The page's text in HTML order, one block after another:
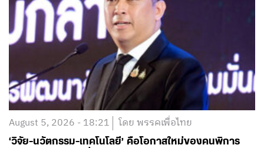
August 5, 2026 - 18:21 โดย พรรคเพื่อไทย
‘วิจัย-นวัตกรรม-เทคโนโลยี’ คือโอกาสใหม่ของคนพิการ